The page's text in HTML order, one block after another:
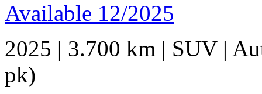
Available 12/2025
2025 | 3.700 km | SUV|
pk)